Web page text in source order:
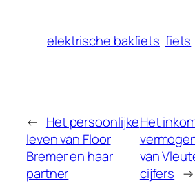
elektrische bakfiets fiets
← Het persoonlijke
leven van Floor
Bremer en haar
partner
Het
van
cijfers →